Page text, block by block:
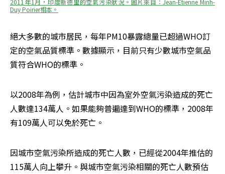
2011年1月，印度新德里的空氣污染狀況。圖片來自：Jean-Etienne Minh-
Duy Poirier相本。
絕大多數的城市居民，每年PM10暴露總量已超過WHO訂
定的空氣品質標準。數據顯示，目前只有少數城市空氣品
質符合WHO的標準。
以2008年為例，估計城市中因為室外空氣污染造成的死亡
人數達134萬人。如果能夠普遍達到WHO的標準，2008年
有109萬人可以免於死亡。
因城市空氣污染所造成的死亡人數，已經從2004年推估的
115萬人向上攀升。與城市空氣污染相關的死亡人數預估